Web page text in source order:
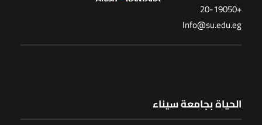
+20-19050
Info@su.edu.eg
الحياة بجامعة سيناء